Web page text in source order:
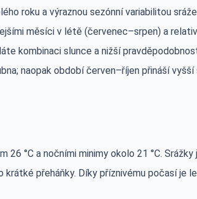
roku a výraznou sezónní variabilitou
měsíci v létě (červenec–srpen) a
kombinaci slunce a nižší
naopak období červen–říjen přináší vyšší
°C a nočními minimy okolo 21 °C. Srážky
přeháňky. Díky příznivému počasí je